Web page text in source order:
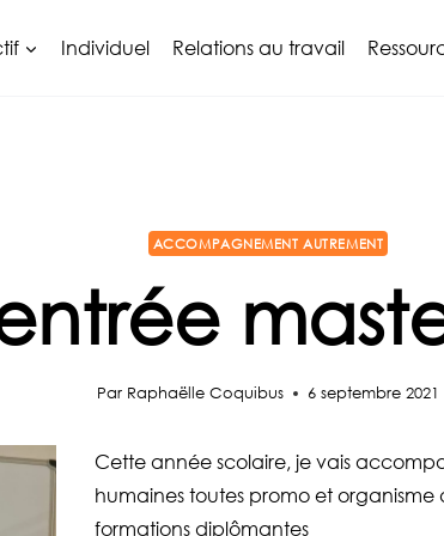
Individuel Relations au travail
ACCOMPAGNEMENT AUTREMENT
Par Raphaëlle Coquibus 6 septembre 2021
Cette année scolaire, je vais
humaines toutes promo et
formations diplômantes